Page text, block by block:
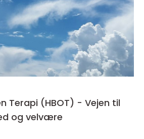
Terapi (HBOT) - Vejen til
og velvære